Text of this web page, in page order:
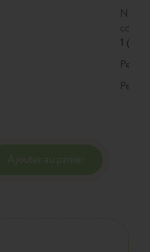
Nbre
1 (M)
Peut
Peut